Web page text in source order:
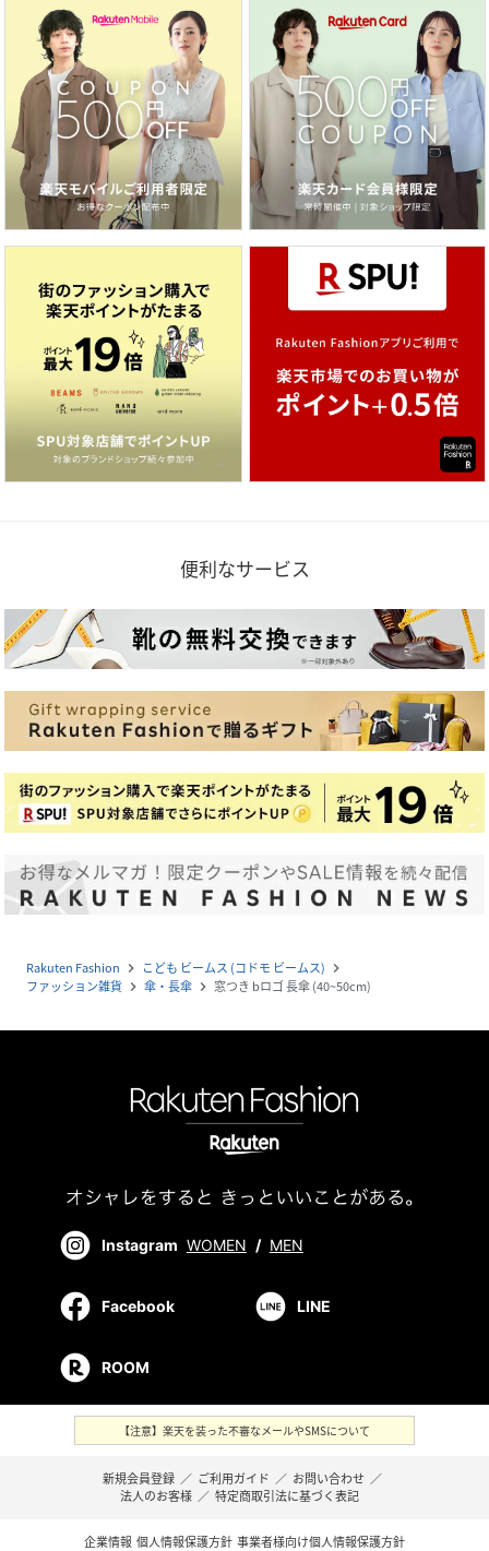
便利なサービス
Rakuten Fashion navigate_next こども ビームス (コドモ ビームス) navigate_next
ファッション雑貨 navigate_next 傘・長傘 navigate_next 窓つき bロゴ 長傘 (40~50cm)
Instagram WOMEN / MEN
Facebook LINE
ROOM
【注意】楽天を装った不審なメールやSMSについて
新規会員登録 ／ ご利用ガイド ／ お問い合わせ ／
法人のお客様 ／ 特定商取引法に基づく表記
企業情報 個人情報保護方針 事業者様向け個人情報保護方針